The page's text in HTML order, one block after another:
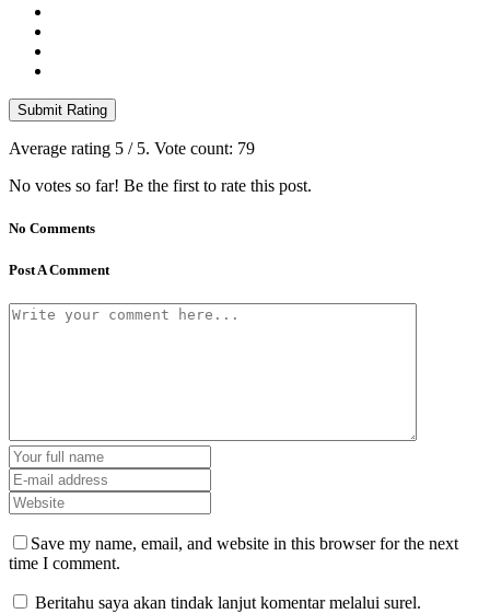
Submit Rating
Average rating 5 / 5. Vote count: 79
No votes so far! Be the first to rate this post.
No Comments
Post A Comment
Save my name, email, and website in this browser for the next
time I comment.
Beritahu saya akan tindak lanjut komentar melalui surel.